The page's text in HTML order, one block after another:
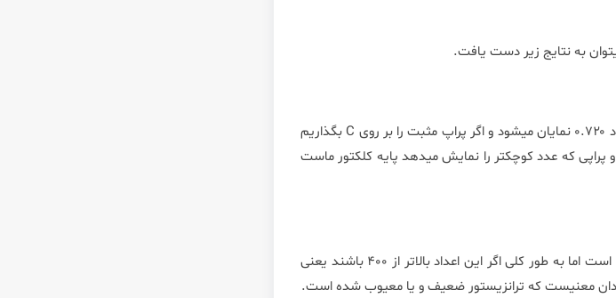
تا اینجای کار پراپ منفی بر روی پایه B ثابت مانده و در صورتی که پراپ مثبت را بر روی A بگذاریم عدد ۰.۷۲۰ نمایان میشود و اگر پراپ مثبت را بر روی C بگذاریم
و پراپی که عدد کوچکتر را نمایش میدهد پایه کلکتور ماست
حال که به اعداد مورد نظرمان در تست ترانزیستور رسیدیم باید بدانیم که نوع ترانزیستور بسیار مهم است اما به طور کلی اگر این اعداد بالاتر از ۴۰۰ باشند یعنی